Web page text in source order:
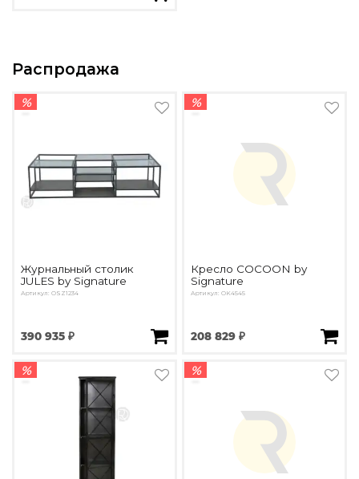
Распродажа
%
Журнальный столик
JULES by Signature
Артикул: OSZ1234
390 935 ₽
%
Кресло COCOON by
Signature
Артикул: OK4545
208 829 ₽
% %